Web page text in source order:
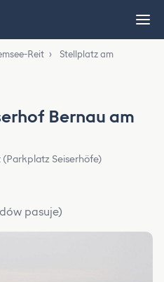
Reit ›
Stellplatz am
Bernau am
(Parkplatz Seiserhöfe)
pasuje)